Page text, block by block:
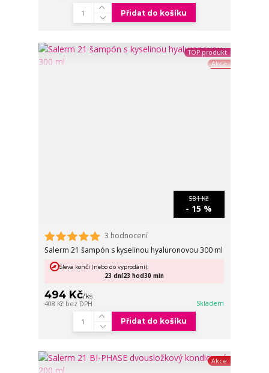
Přidat do košíku
TOP produkt
Akce
581 Kč
- 15 %
3 hodnocení
Salerm 21 šampón s kyselinou hyaluronovou 300 ml
494 Kč/ks
408 Kč bez DPH Skladem
Sleva končí (nebo do vyprodání):
23 dní23 hod30 min
Přidat do košíku
Akce